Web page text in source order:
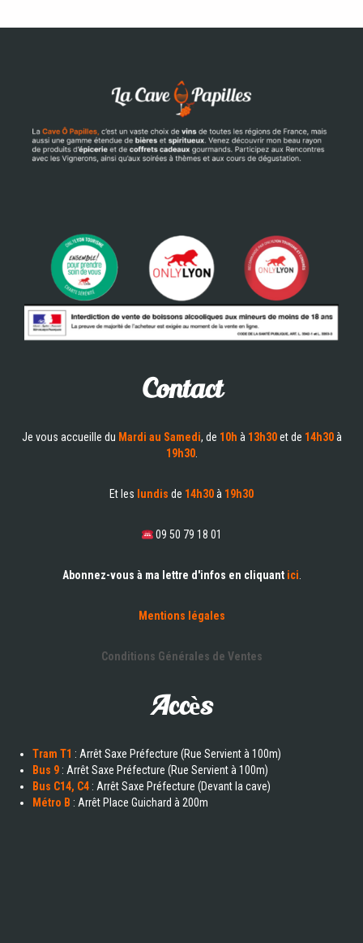
Contact
Je vous accueille du Mardi au Samedi, de 10h à 13h30et de 14h30à
19h30.
Et les lundis de 14h30à 19h30
09 50 79 18 01
Abonnez-vous à ma lettre d'infos en cliquant ici.
Mentions légales
Conditions Générales de Ventes
Accès
Tram T1 : Arrêt Saxe Préfecture (Rue Servient à 100m)
Bus 9 : Arrêt Saxe Préfecture (Rue Servient à 100m)
Bus C14, C4 : Arrêt Saxe Préfecture (Devant la cave)
Métro B : Arrêt Place Guichard à 200m